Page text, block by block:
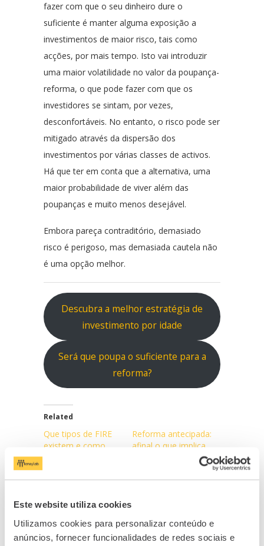
Este website utiliza cookies
Utilizamos cookies para personalizar conteúdo e
anúncios, fornecer funcionalidades de redes sociais e
fazer com que o seu dinheiro dure o
suficiente é manter alguma exposição a
investimentos de maior risco, tais como
acções, por mais tempo. Isto vai introduzir
uma maior volatilidade no valor da poupança-
reforma, o que pode fazer com que os
investidores se sintam, por vezes,
desconfortáveis. No entanto, o risco pode ser
mitigado através da dispersão dos
investimentos por várias classes de activos.
Há que ter em conta que a alternativa, uma
maior probabilidade de viver além das
poupanças e muito menos desejável.
Embora pareça contraditório, demasiado
risco é perigoso, mas demasiada cautela não
é uma opção melhor.
Descubra a melhor estratégia de
investimento por idade
Será que poupa o suficiente para a
reforma?
Related
Que tipos de FIRE
existem e como
In "Investir"
Reforma antecipada:
afinal o que implica
realmente sair mais
cedo do mercado de
trabalho?
5 erros comuns a
evitar ao preparar a